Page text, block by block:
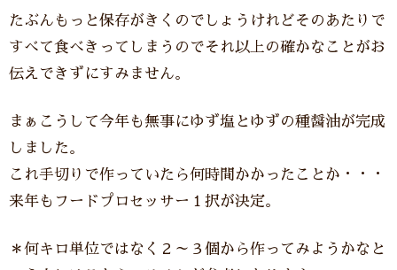
たぶんもっと保存がきくのでしょうけれどそのあたりで
すべて食べきってしまうのでそれ以上の確かなことがお
伝えできずにすみません。
まぁこうして今年も無事にゆず塩とゆずの種醤油が完成
しました。
これ手切りで作っていたら何時間かかったことか・・・
来年もフードプロセッサー１択が決定。
＊何キロ単位ではなく２～３個から作ってみようかなと